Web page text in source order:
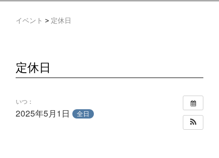
イベント > 定休日
定休日
いつ：
2025年5月1日 全日